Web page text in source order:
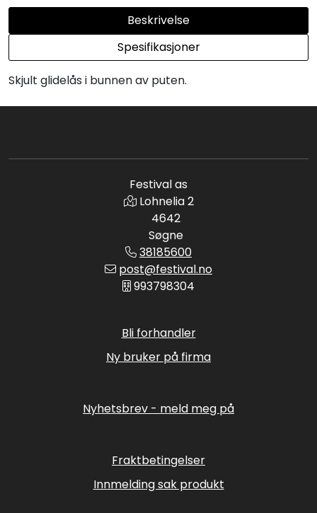
Beskrivelse
Spesifikasjoner
Skjult glidelås i bunnen av puten.
Festival as
Lohnelia 2
4642
Søgne
38185600
post@festival.no
993798304
Bli forhandler
Ny bruker på firma
Nyhetsbrev - meld meg på
Fraktbetingelser
Innmelding sak produkt